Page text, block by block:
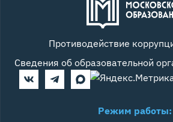
Противодействие
Сведения об образовательной
Режим работы: